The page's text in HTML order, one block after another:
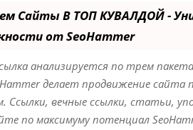
Сайты В ТОП КУВАЛДОЙ -
от SeoHammer
анализируется по трем
делает продвижение
Ссылки, вечные ссылки, статьи,
по максимуму потенциал